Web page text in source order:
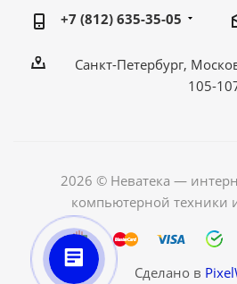
+7 (812) 635-35-05
Санкт-Петербург,
105-
2026 © Неватека —
компьютерной техники
Сделано в